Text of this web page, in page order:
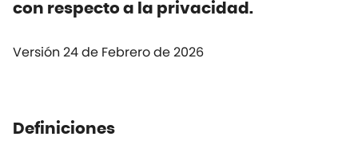
con respecto a la privacidad.
Versión 24 de Febrero de 2026
Definiciones